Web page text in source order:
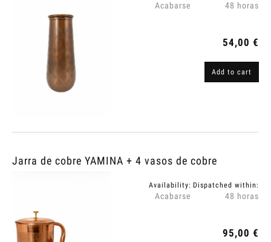
Acabarse 48 horas
54,00 €
Add to cart
Jarra de cobre YAMINA + 4 vasos de cobre
Availability:
Acabarse
Dispatched within:
48 horas
95,00 €